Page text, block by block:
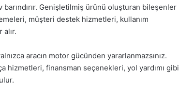
Genişletilmiş ürünü oluşturan bileşenler
müşteri destek hizmetleri, kullanım
alır.
aracın motor gücünden yararlanmazsınız.
hizmetleri, finansman seçenekleri, yol yardımı gibi